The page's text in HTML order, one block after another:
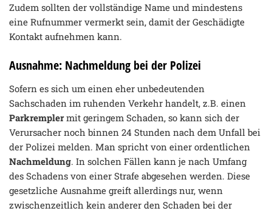
Zudem sollten der vollständige Name und mindestens
eine Rufnummer vermerkt sein, damit der Geschädigte
Kontakt aufnehmen kann.
Ausnahme: Nachmeldung bei der Polizei
Sofern es sich um einen eher unbedeutenden
Sachschaden im ruhenden Verkehr handelt, z.B. einen
Parkremplermit geringem Schaden, so kann sich der
Verursacher noch binnen 24 Stunden nach dem Unfall bei
der Polizei melden. Man spricht von einer ordentlichen
Nachmeldung. In solchen Fällen kann je nach Umfang
des Schadens von einer Strafe abgesehen werden. Diese
gesetzliche Ausnahme greift allerdings nur, wenn
zwischenzeitlich kein anderer den Schaden bei der